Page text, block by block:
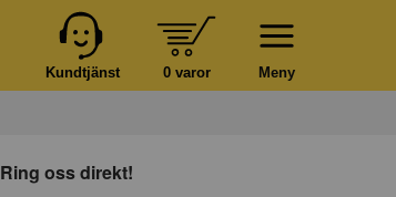
Meny
0 varor
Kundtjänst
Ring oss direkt!